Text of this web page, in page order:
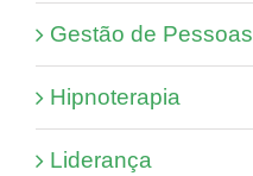
Gestão de Pessoas
Hipnoterapia
Liderança